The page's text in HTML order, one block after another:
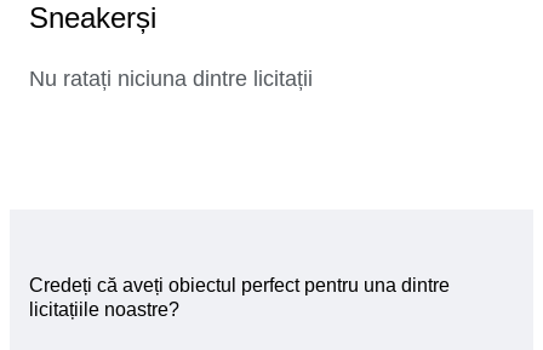
Sneakerși
Nu ratați niciuna dintre licitații
Credeți că aveți obiectul perfect pentru una dintre
licitațiile noastre?